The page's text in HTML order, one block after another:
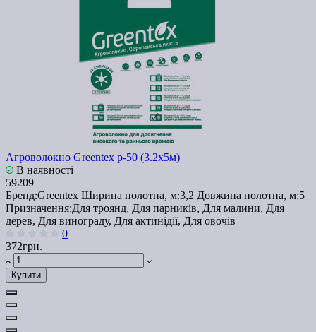
Агроволокно Greentex p-50 (3.2x5м)
В наявності
59209
Бренд:Greentex Ширина полотна, м:3,2 Довжина полотна, м:5
Призначення:Для троянд, Для парників, Для малини, Для
дерев, Для винограду, Для актинідії, Для овочів
0
372грн.
Купити